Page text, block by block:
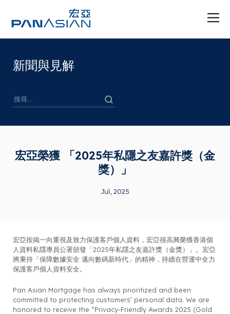
新聞與見解
宏亞榮獲 「2025年私隱之友嘉許獎（金
獎）」
Jul, 2025
宏亞按揭一向重視及致力保護客戶個人資料，宏亞很高興榮獲香港個
人資料私隱專員公署頒發「2025年私隱之友嘉許獎（金獎）」。宏亞
將秉持「保障數據安全 邁向數碼新時代」的精神，持續在營運中全力
保護客戶個人資料安全。
Pan Asian Mortgage has always prioritized and been
committed to protecting customers’ personal data. We are
honored to receive the “Privacy-Friendly Awards 2025 (Gold